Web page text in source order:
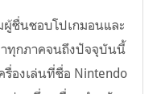
ผู้ชื่นชอบโปเกมอนและ
าทุกภาคจนถึงปัจจุบันนี้
องเล่นที่ชื่อ Nintendo